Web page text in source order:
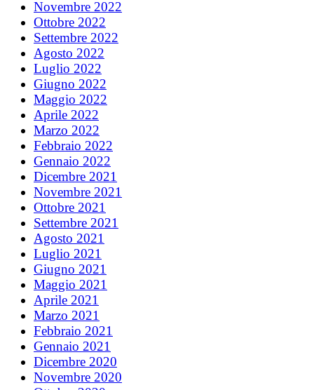
Novembre 2022
Ottobre 2022
Settembre 2022
Agosto 2022
Luglio 2022
Giugno 2022
Maggio 2022
Aprile 2022
Marzo 2022
Febbraio 2022
Gennaio 2022
Dicembre 2021
Novembre 2021
Ottobre 2021
Settembre 2021
Agosto 2021
Luglio 2021
Giugno 2021
Maggio 2021
Aprile 2021
Marzo 2021
Febbraio 2021
Gennaio 2021
Dicembre 2020
Novembre 2020